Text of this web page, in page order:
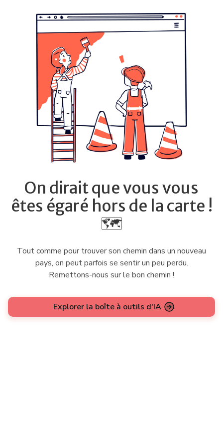
On dirait que vous vous
êtes égaré hors de la carte !
🗺️
Tout comme pour trouver son chemin dans un nouveau
pays, on peut parfois se sentir un peu perdu.
Remettons-nous sur le bon chemin !
Explorer la boîte à outils d'IA